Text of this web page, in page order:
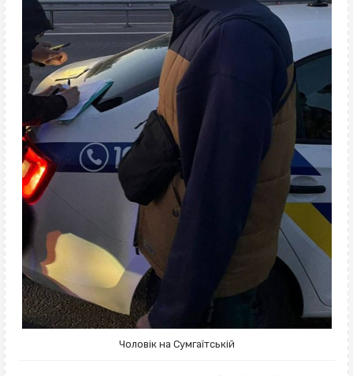
Чоловік на Сумгаїтській